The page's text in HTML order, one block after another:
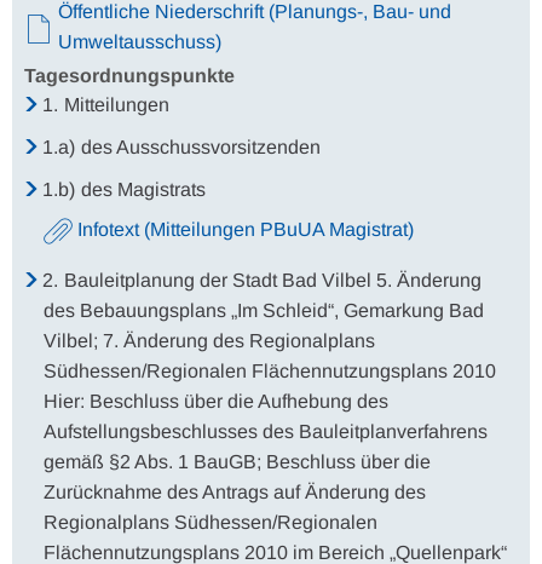
Öffentliche Niederschrift (Planungs-, Bau- und
Umweltausschuss)
Tagesordnungspunkte
1. Mitteilungen
1.a) des Ausschussvorsitzenden
1.b) des Magistrats
Infotext (Mitteilungen PBuUA Magistrat)
2. Bauleitplanung der Stadt Bad Vilbel 5. Änderung
des Bebauungsplans „Im Schleid“, Gemarkung Bad
Vilbel; 7. Änderung des Regionalplans
Südhessen/Regionalen Flächennutzungsplans 2010
Hier: Beschluss über die Aufhebung des
Aufstellungsbeschlusses des Bauleitplanverfahrens
gemäß §2 Abs. 1 BauGB; Beschluss über die
Zurücknahme des Antrags auf Änderung des
Regionalplans Südhessen/Regionalen
Flächennutzungsplans 2010 im Bereich „Quellenpark“